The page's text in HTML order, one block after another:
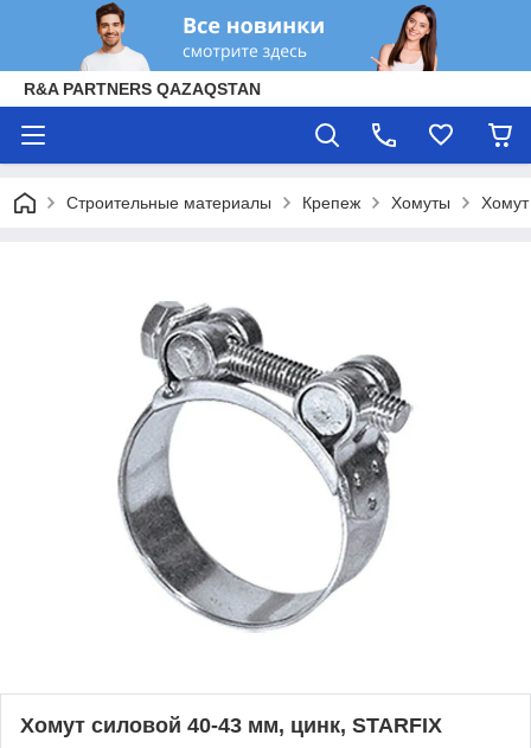
R&A PARTNERS QAZAQSTAN
Строительные материалы Крепеж Хомуты
Хомут силовой 40-43 мм, цинк, STARFIX